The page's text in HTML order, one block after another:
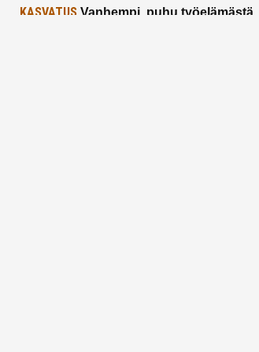
KASVATUS Vanhempi, puhu työelämästä